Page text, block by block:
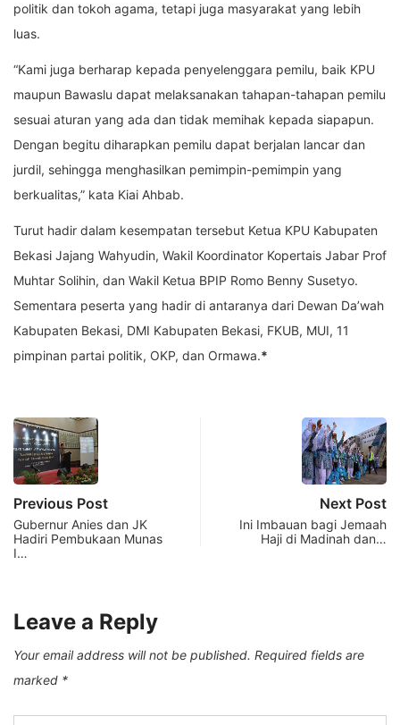
politik dan tokoh agama, tetapi juga masyarakat yang lebih
luas.
“Kami juga berharap kepada penyelenggara pemilu, baik KPU
maupun Bawaslu dapat melaksanakan tahapan-tahapan pemilu
sesuai aturan yang ada dan tidak memihak kepada siapapun.
Dengan begitu diharapkan pemilu dapat berjalan lancar dan
jurdil, sehingga menghasilkan pemimpin-pemimpin yang
berkualitas,” kata Kiai Ahbab.
Turut hadir dalam kesempatan tersebut Ketua KPU Kabupaten
Bekasi Jajang Wahyudin, Wakil Koordinator Kopertais Jabar Prof
Muhtar Solihin, dan Wakil Ketua BPIP Romo Benny Susetyo.
Sementara peserta yang hadir di antaranya dari Dewan Da’wah
Kabupaten Bekasi, DMI Kabupaten Bekasi, FKUB, MUI, 11
pimpinan partai politik, OKP, dan Ormawa.*
Previous Post
Gubernur Anies dan JK
Hadiri Pembukaan Munas
I…
Next Post
Ini Imbauan bagi Jemaah
Haji di Madinah dan…
Leave a Reply
Your email address will not be published. Required fields are
marked *